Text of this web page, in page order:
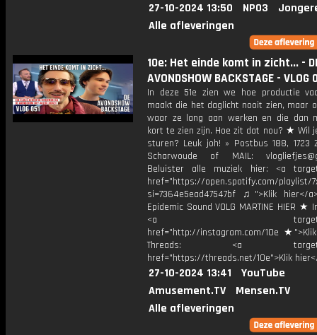
27-10-2024 13:50 NPO3
Alle afleveringen
10e: Het einde komt in zicht... -
AVONDSHOW BACKSTAGE - VLOG
In deze 51e zien we hoe productie
maakt die het daglicht nooit zien, maar
waar ze lang aan werken en die dan
kort te zien zijn. Hoe zit dat nou? ★ Wil
sturen? Leuk joh! » Postbus 188, 1723
Scharwoude of MAIL:
Beluister alle muziek hier: <a
href="https://open.spotify.com/playlist/
si=7364e5ead47547bf ♫">Klik hier</
Epidemic Sound VOLG MARTINE HIER ★
<a
href="http://instagram.com/10e
Threads: <a
href="https://threads.net/10e">Klik
27-10-2024 13:41
YouTube
Amusement.TV
Mensen.TV
Alle afleveringen